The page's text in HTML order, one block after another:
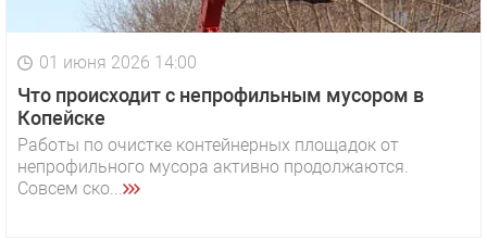
01 июня 2026 14:00
Что происходит с непрофильным мусором в
Копейске
Работы по очистке контейнерных площадок от
непрофильного мусора активно продолжаются.
Совсем ско...